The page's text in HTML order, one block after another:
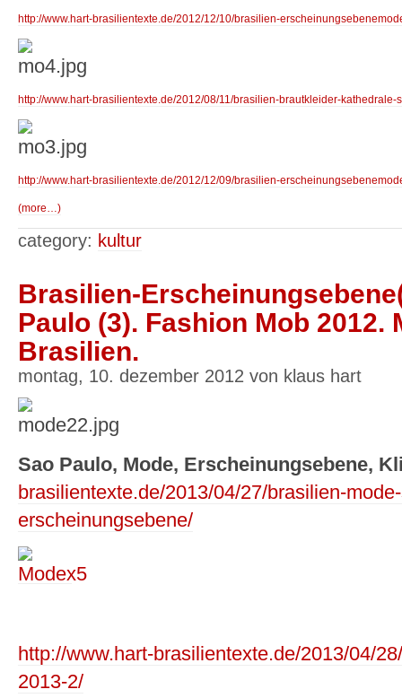
http://www.hart-brasilientexte.de/2012/12/10/brasilien-
http://www.hart-brasilientexte.de/2012/08/11/brasilien-brautkleider-kathedrale-
http://www.hart-brasilientexte.de/2012/12/09/brasilien-
(more…)
category: kultur
Brasilien-
Paulo (3). Fashion Mob 2012.
Brasilien.
montag, 10. dezember 2012 von klaus hart
Sao Paulo, Mode, Erscheinungsebene,
brasilientexte.de/2013/04/27/brasilien-
erscheinungsebene/
http://www.hart-brasilientexte.de/2013/04/
2013-2/